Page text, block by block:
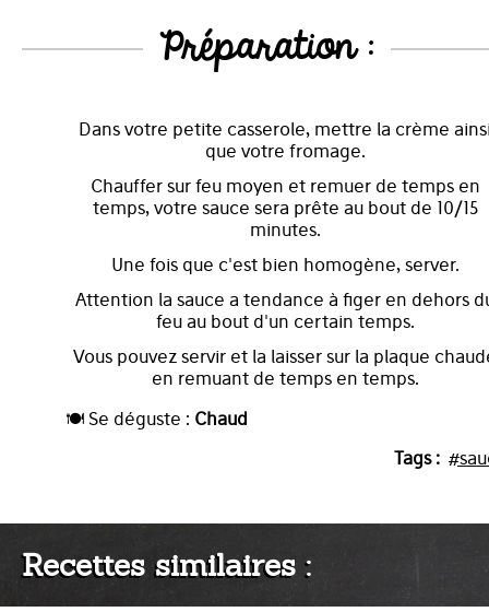
Préparation :
Dans votre petite casserole, mettre la crème
que votre fromage.
Chauffer sur feu moyen et remuer de temps en
temps, votre sauce sera prête au bout de 10/15
minutes.
Une fois que c'est bien homogène, server.
Attention la sauce a tendance à figer en dehors
feu au bout d'un certain temps.
Vous pouvez servir et la laisser sur la plaque
en remuant de temps en temps.
🍽️ Se déguste : Chaud
Tags :
Recettes similaires :